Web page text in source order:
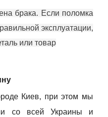
брака. Если поломка
эксплуатации,
или товар
Киев, при этом мы
со всей Украины и